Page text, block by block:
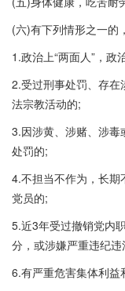
(六)有下列情形之一的
1.政治上“两面人”，
2.受过刑事处罚、存
法宗教活动的;
3.因涉黄、涉赌、涉毒
处罚的;
4.不担当不作为，长
党员的;
5.近3年受过撤销党内
分，或涉嫌严重违纪
6.有严重危害集体利益